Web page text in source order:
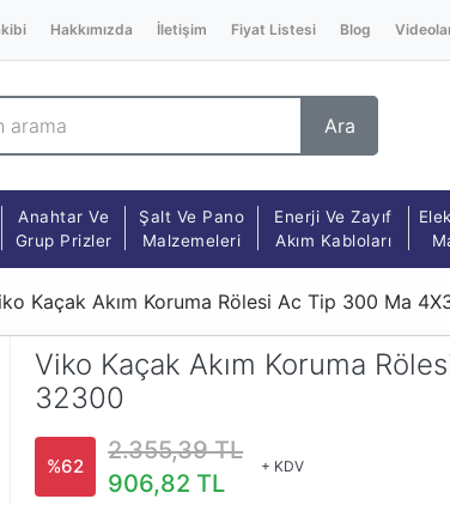
Hakkımızda İletişim Fiyat Listesi Blog
Ara
Anahtar Ve
Grup Prizler
Şalt Ve Pano
Malzemeleri
Enerji Ve Zayıf
Akım Kabloları
Kaçak Akım Koruma Rölesi Ac Tip 300 Ma
Viko Kaçak Akım Koruma
32300
%62
2.355,39 TL
906,82 TL
+ KDV